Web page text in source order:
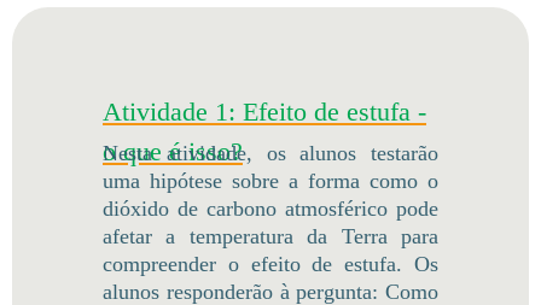
Atividade 1: Efeito de estufa -
o que é isso?
Nesta atividade, os alunos testarão
uma hipótese sobre a forma como o
dióxido de carbono atmosférico pode
afetar a temperatura da Terra para
compreender o efeito de estufa. Os
alunos responderão à pergunta: Como